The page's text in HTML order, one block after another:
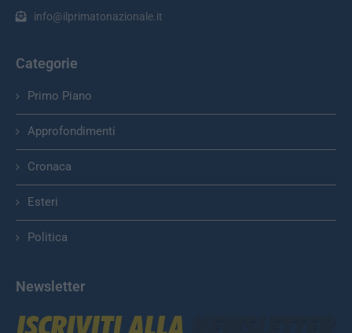
info@ilprimatonazionale.it
Categorie
Primo Piano
Approfondimenti
Cronaca
Esteri
Politica
Newsletter